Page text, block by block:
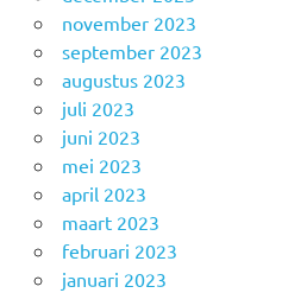
november 2023
september 2023
augustus 2023
juli 2023
juni 2023
mei 2023
april 2023
maart 2023
februari 2023
januari 2023